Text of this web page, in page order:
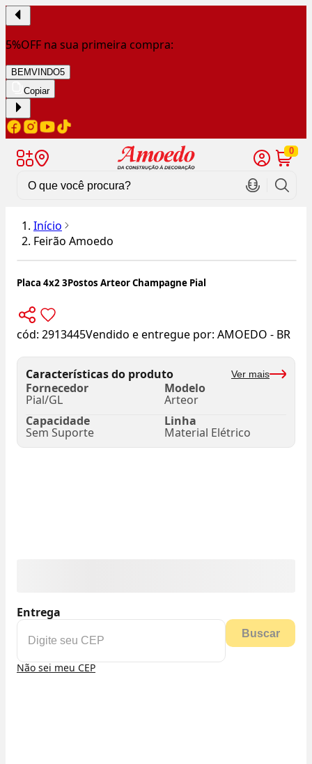
5%OFF na sua primeira compra:
BEMVINDO5
Copiar
0
Início
Feirão Amoedo
Placa 4x2 3Postos Arteor Champagne Pial
cód: 2913445Vendido e entregue por: AMOEDO - BR
Características do produto Ver mais
Fornecedor
Pial/GL
Modelo
Arteor
Capacidade
Sem Suporte
Linha
Material Elétrico
Entrega
Buscar
Não sei meu CEP